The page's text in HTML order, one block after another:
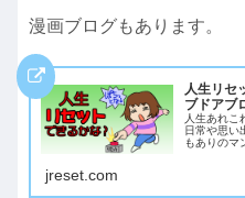
漫画ブログもあります。
人生リセ
ブドアブ
人生あれこ
日常や思い
もありのマ
jreset.com